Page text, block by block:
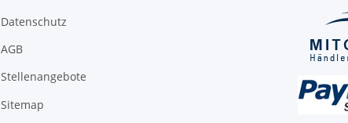
Datenschutz
AGB
Stellenangebote
Sitemap